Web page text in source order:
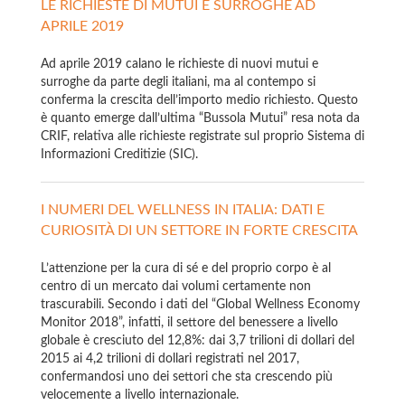
LE RICHIESTE DI MUTUI E SURROGHE AD
APRILE 2019
Ad aprile 2019 calano le richieste di nuovi mutui e
surroghe da parte degli italiani, ma al contempo si
conferma la crescita dell’importo medio richiesto. Questo
è quanto emerge dall’ultima “Bussola Mutui” resa nota da
CRIF, relativa alle richieste registrate sul proprio Sistema di
Informazioni Creditizie (SIC).
I NUMERI DEL WELLNESS IN ITALIA: DATI E
CURIOSITÀ DI UN SETTORE IN FORTE CRESCITA
L’attenzione per la cura di sé e del proprio corpo è al
centro di un mercato dai volumi certamente non
trascurabili. Secondo i dati del “Global Wellness Economy
Monitor 2018”, infatti, il settore del benessere a livello
globale è cresciuto del 12,8%: dai 3,7 trilioni di dollari del
2015 ai 4,2 trilioni di dollari registrati nel 2017,
confermandosi uno dei settori che sta crescendo più
velocemente a livello internazionale.